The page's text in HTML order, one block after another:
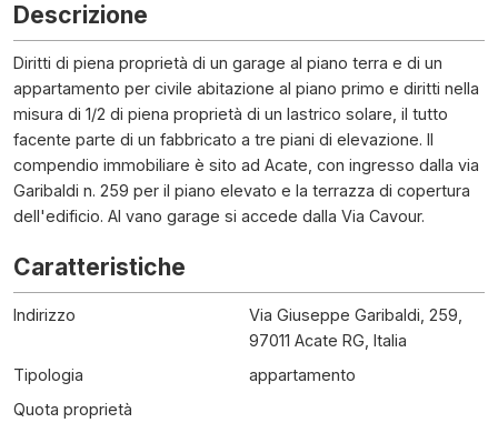
Descrizione
Diritti di piena proprietà di un garage al piano terra e di un
appartamento per civile abitazione al piano primo e diritti nella
misura di 1/2 di piena proprietà di un lastrico solare, il tutto
facente parte di un fabbricato a tre piani di elevazione. Il
compendio immobiliare è sito ad Acate, con ingresso dalla via
Garibaldi n. 259 per il piano elevato e la terrazza di copertura
dell'edificio. Al vano garage si accede dalla Via Cavour.
Caratteristiche
Indirizzo
Via Giuseppe Garibaldi, 259,
97011 Acate RG, Italia
Tipologia
appartamento
Quota proprietà